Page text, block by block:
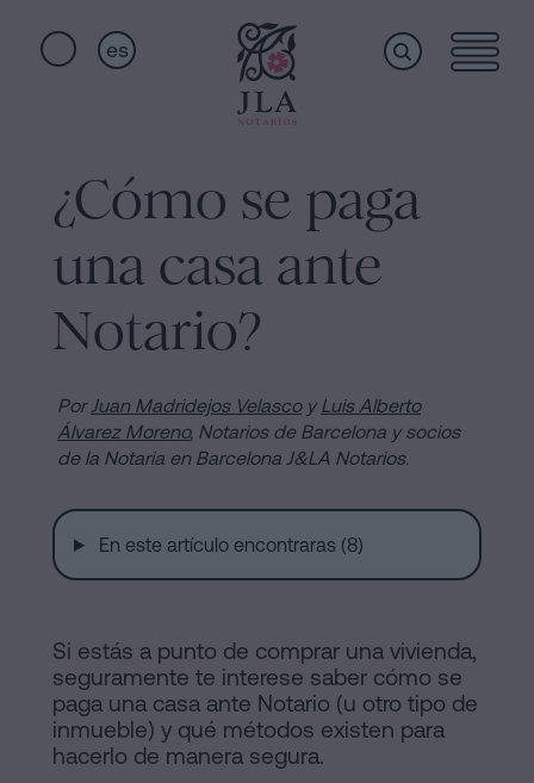
es
Servicios
Quiénes
somos
Instalaciones
Notaría
online
Blog
rápidos
Jura
de
Nacionalidad
Notaría
Herencias
en
Barcelona
Escritura
de
Hipotecas
Disolución
de
¿Cómo se paga
una casa ante
Notario?
Por Juan Madridejos VelascoyLuis Alberto
Álvarez Moreno, Notarios de Barcelona y socios
de la Notaria en Barcelona J&LA Notarios.
En este artículo encontraras (8)
Si estás a punto de comprar una vivienda,
seguramente te interese saber cómo se
paga una casa ante Notario (u otro tipo de
inmueble) y qué métodos existen para
hacerlo de manera segura.